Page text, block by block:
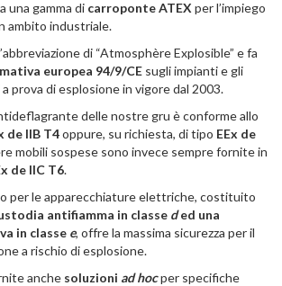
una gamma di carroponte ATEX per l’impiego
ambito industriale.
di “Atmosphère Explosible” e fa
europea 94/9/CE sugli impianti e gli
prova di esplosione in vigore dal 2003.
delle nostre gru è conforme allo
de IIB T4oppure, su richiesta, di tipo EEx de
mobili sospese sono invece sempre fornite in
de IIC T6.
per le apparecchiature elettriche, costituito
antifiamma in classe ded una
in classe e, offre la massima sicurezza per il
a rischio di esplosione.
anche soluzioni ad hocper specifiche